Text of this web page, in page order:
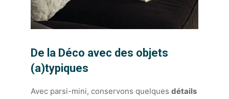
De la Déco avec des objets
(a)typiques
Avec parsi-mini, conservons quelques détails